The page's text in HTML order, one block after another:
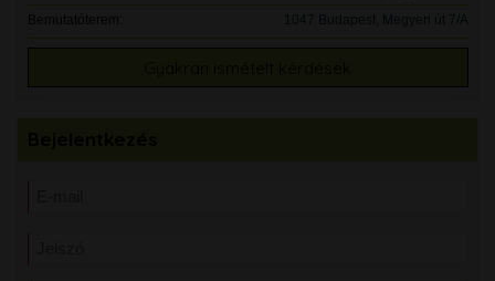
Bemutatóterem:
1047 Budapest, Megyeri út 7/A